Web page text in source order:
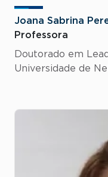
Joana Sabrina
Professora
Doutorado em
Universidade de